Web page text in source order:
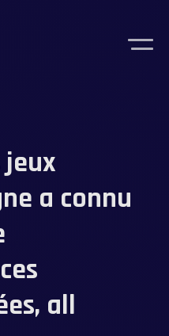
jeux
a connu
all